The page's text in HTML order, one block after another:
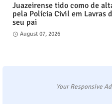
Juazeirense tido como de
pela Polícia Civil em Lavras
seu pai
August 07, 2026
Your Responsive